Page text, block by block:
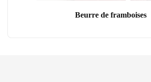
Beurre de framboises